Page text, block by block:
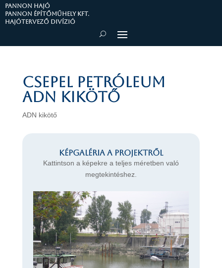
PANNON HAJÓ
Pannon Építőműhely Kft.
Hajótervező divízió
Csepel Petróleum
ADN Kikötő
ADN kikötő
Képgaléria a projektről
Kattintson a képekre a teljes méretben való
megtekintéshez.